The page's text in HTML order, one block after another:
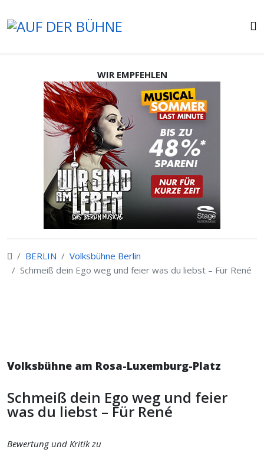
WIR EMPFEHLEN
BERLIN
Volksbühne Berlin
Schmeiß dein Ego weg und feier was du liebst – Für René
Volksbühne am Rosa-Luxemburg-Platz
Schmeiß dein Ego weg und feier
was du liebst – Für René
Bewertung und Kritik zu